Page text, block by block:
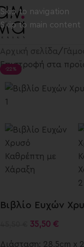
Skip to navigation
Skip to main content
Αρχική σελίδα /
Επιστροφή στα
-22%
Βιβλίο Ευχών
35,50 €
Διάσταση: 28.5cm x